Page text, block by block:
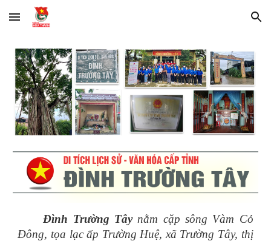
Skip to main content Skip to navigation
Đình Trường Tâynằm cặp sông Vàm Cỏ
Đông, tọa lạc ấp Trường Huệ, xã Trường Tây, thị